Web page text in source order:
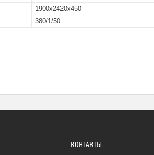
1900x2420x450
380/1/50